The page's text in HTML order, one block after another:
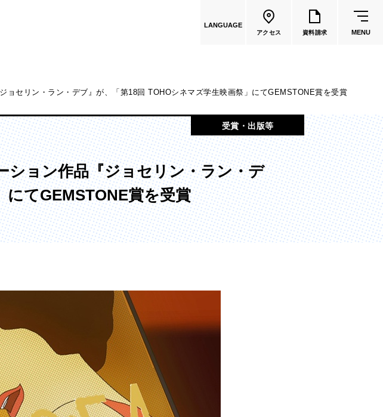
LANGUAGE
アクセス 資料請求 MENU
芸術学部
造形学科
人文学研究科
共通教育
教員一覧
国際文化学部
（2026年度募集停止）
カートゥーンコース
ョセリン・ラン・デブ』が、「第18回 TOHOシネマズ学生映画祭」にてGEMSTONE賞を受賞
受賞・出版等
ション作品『ジョセリン・ラン・デ
にてGEMSTONE賞を受賞